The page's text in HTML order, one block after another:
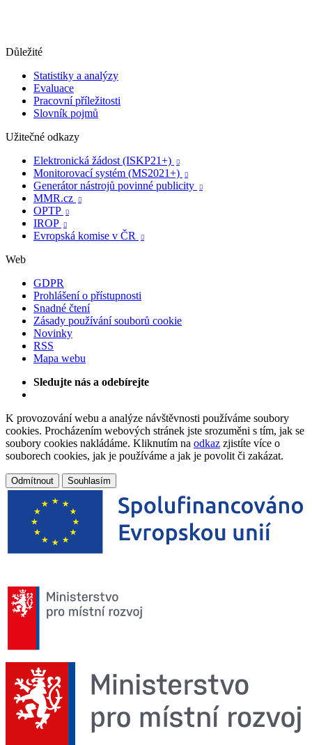
Důležité
Statistiky a analýzy
Evaluace
Pracovní příležitosti
Slovník pojmů
Užitečné odkazy
Elektronická žádost (ISKP21+)

Monitorovací systém (MS2021+) 
Generátor nástrojů povinné publicity 
MMR.cz 
OPTP 
IROP 
Evropská komise v ČR 
Web
GDPR
Prohlášení o přístupnosti
Snadné čtení
Zásady používání souborů cookie
Novinky
RSS
Mapa webu
Sledujte nás a odebírejte
K provozování webu a analýze návštěvnosti používáme soubory
cookies. Procházením webových stránek jste srozuměni s tím, jak se
soubory cookies nakládáme. Kliknutím na odkaz zjistíte více o
souborech cookies, jak je používáme a jak je povolit či zakázat.
Odmítnout Souhlasím